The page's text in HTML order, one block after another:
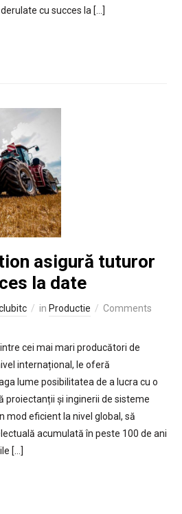
cu succes la […]
asigură tuturor
la date
in Productie
Comments
cei mai mari producători de
internațional, le oferă
lume posibilitatea de a lucra cu o
proiectanții și inginerii de sisteme
mod eficient la nivel global, să
acumulată în peste 100 de ani
[…]